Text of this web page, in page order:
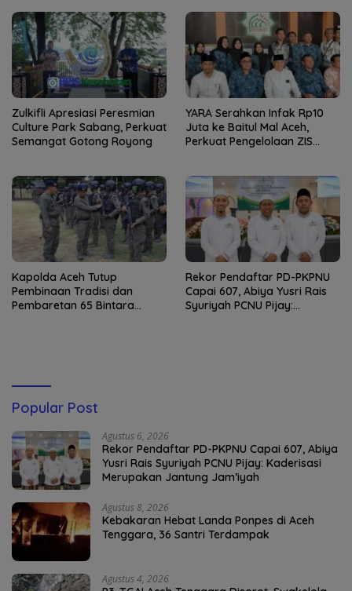
Zulkifli Apresiasi Peresmian
Culture Park Sabang, Perkuat
Semangat Gotong Royong
YARA Serahkan Infak Rp10
Juta ke Baitul Mal Aceh,
Perkuat Pengelolaan ZIS
Kapolda Aceh Tutup
Pembinaan Tradisi dan
Pembaretan 65 Bintara
Rekor Pendaftar PD-PKPNU
Capai 607, Abiya Yusri Rais
Syuriyah PCNU Pijay:
Popular Post
Agustus 6, 2026
Rekor Pendaftar PD-PKPNU Capai 607, Abiya
Yusri Rais Syuriyah PCNU Pijay: Kaderisasi
Merupakan Jantung Jam’iyah
Agustus 8, 2026
Kebakaran Hebat Landa Ponpes di Aceh
Tenggara, 36 Santri Terdampak
Agustus 4, 2026